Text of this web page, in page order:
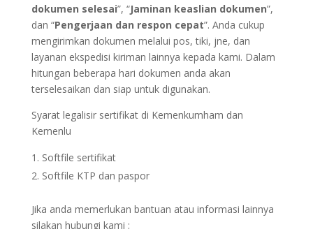
dokumen selesai”, “Jaminan keaslian dokumen”,
dan “Pengerjaan dan respon cepat”. Anda cukup
mengirimkan dokumen melalui pos, tiki, jne, dan
layanan ekspedisi kiriman lainnya kepada kami. Dalam
hitungan beberapa hari dokumen anda akan
terselesaikan dan siap untuk digunakan.
Syarat legalisir sertifikat di Kemenkumham dan
Kemenlu
Softfile sertifikat
Softfile KTP dan paspor
Jika anda memerlukan bantuan atau informasi lainnya
silakan hubungi kami :